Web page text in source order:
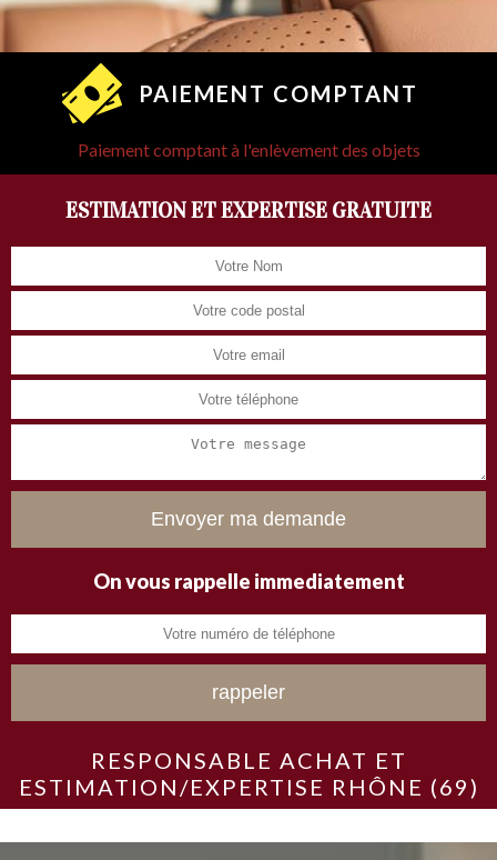
PAIEMENT COMPTANT
Paiement comptant à l'enlèvement des objets
ESTIMATION ET EXPERTISE GRATUITE
On vous rappelle immediatement
RESPONSABLE ACHAT ET
ESTIMATION/EXPERTISE RHÔNE (69)